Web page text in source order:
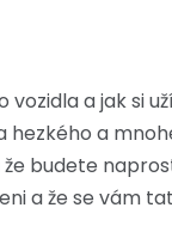
a jak si
a
budete
a že se vám